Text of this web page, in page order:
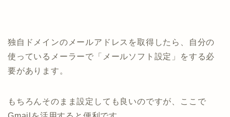
独自ドメインのメールアドレスを取得したら、自分の
使っているメーラーで「メールソフト設定」をする必
要があります。
もちろんそのまま設定しても良いのですが、ここで